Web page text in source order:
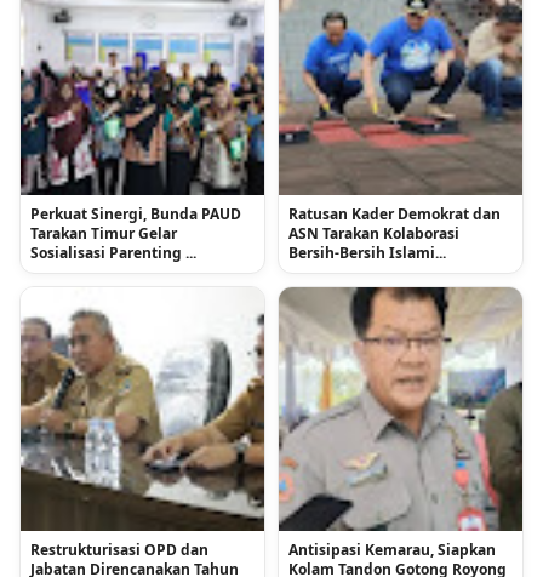
Perkuat Sinergi, Bunda PAUD
Tarakan Timur Gelar
Sosialisasi Parenting ...
Ratusan Kader Demokrat dan
ASN Tarakan Kolaborasi
Bersih-Bersih Islami...
Restrukturisasi OPD dan
Jabatan Direncanakan Tahun
Antisipasi Kemarau, Siapkan
Kolam Tandon Gotong Royong